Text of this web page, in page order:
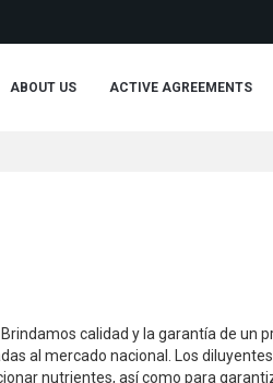
ABOUT US ACTIVE AGREEMENTS
calidad y la garantía de un
al mercado nacional. Los
nutrientes, así como para